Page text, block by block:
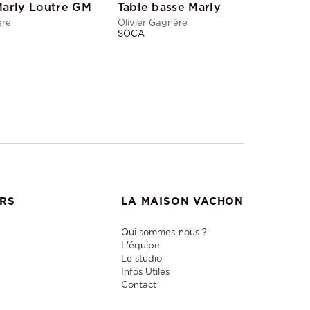
Loutre GM Table basse Marly
Olivier Gagnère
SOCA
LA MAISON VACHON
Qui sommes-nous ?
L'équipe
Le studio
Infos Utiles
Contact